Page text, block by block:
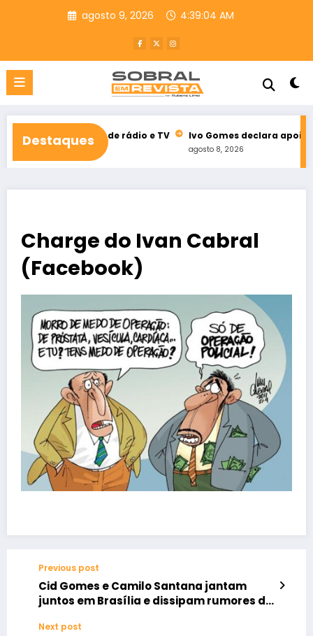
agosto 9, 2026 4:39:05 AM
Destaques
de rádio e TV Ivo Gomes declara apoio à reeleição
Charge do Ivan Cabral
(Facebook)
Previous post
Cid Gomes e Camilo Santana jantam
juntos em Brasília e dissipam rumores de
Next post